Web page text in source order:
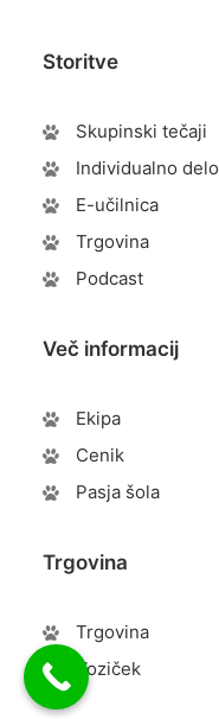
Storitve
Skupinski tečaji
Individualno delo
E-učilnica
Trgovina
Podcast
Več informacij
Ekipa
Cenik
Pasja šola
Trgovina
Trgovina
Voziček